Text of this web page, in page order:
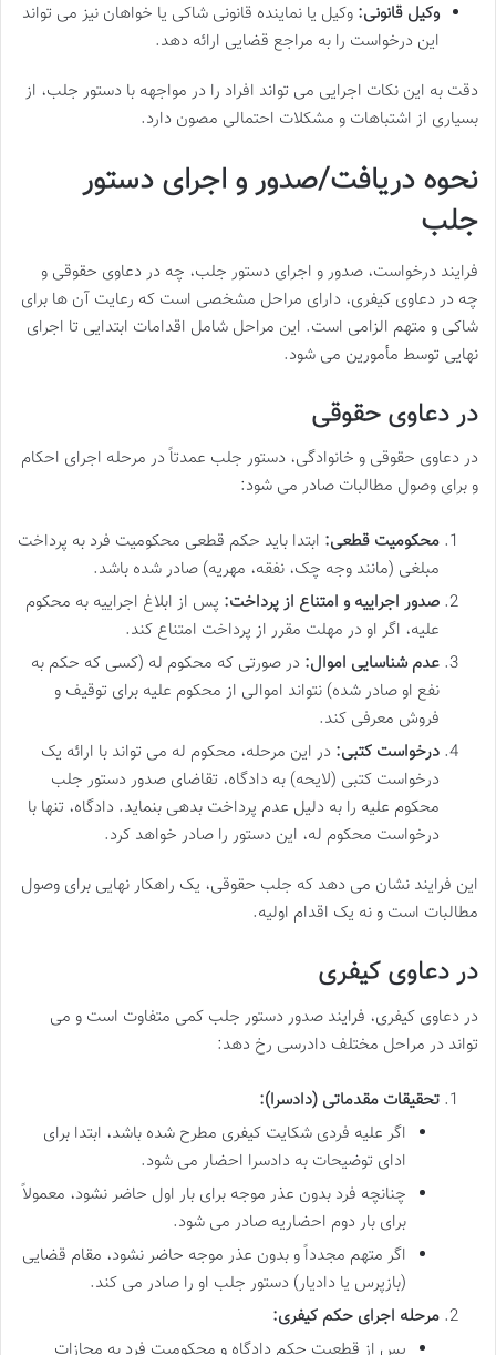
وکیل قانونی: وکیل یا نماینده قانونی شاکی یا خواهان نیز می تواند
این درخواست را به مراجع قضایی ارائه دهد.
دقت به این نکات اجرایی می تواند افراد را در مواجهه با دستور جلب، از
بسیاری از اشتباهات و مشکلات احتمالی مصون دارد.
نحوه دریافت/صدور و اجرای دستور
جلب
فرایند درخواست، صدور و اجرای دستور جلب، چه در دعاوی حقوقی و
چه در دعاوی کیفری، دارای مراحل مشخصی است که رعایت آن ها برای
شاکی و متهم الزامی است. این مراحل شامل اقدامات ابتدایی تا اجرای
نهایی توسط مأمورین می شود.
در دعاوی حقوقی
در دعاوی حقوقی و خانوادگی، دستور جلب عمدتاً در مرحله اجرای احکام
و برای وصول مطالبات صادر می شود:
محکومیت قطعی: ابتدا باید حکم قطعی محکومیت فرد به پرداخت
مبلغی (مانند وجه چک، نفقه، مهریه) صادر شده باشد.
صدور اجراییه و امتناع از پرداخت: پس از ابلاغ اجراییه به محکوم
علیه، اگر او در مهلت مقرر از پرداخت امتناع کند.
عدم شناسایی اموال: در صورتی که محکوم له (کسی که حکم به
نفع او صادر شده) نتواند اموالی از محکوم علیه برای توقیف و
فروش معرفی کند.
درخواست کتبی: در این مرحله، محکوم له می تواند با ارائه یک
درخواست کتبی (لایحه) به دادگاه، تقاضای صدور دستور جلب
محکوم علیه را به دلیل عدم پرداخت بدهی بنماید. دادگاه، تنها با
درخواست محکوم له، این دستور را صادر خواهد کرد.
این فرایند نشان می دهد که جلب حقوقی، یک راهکار نهایی برای وصول
مطالبات است و نه یک اقدام اولیه.
در دعاوی کیفری
در دعاوی کیفری، فرایند صدور دستور جلب کمی متفاوت است و می
تواند در مراحل مختلف دادرسی رخ دهد:
تحقیقات مقدماتی (دادسرا):
اگر علیه فردی شکایت کیفری مطرح شده باشد، ابتدا برای
ادای توضیحات به دادسرا احضار می شود.
چنانچه فرد بدون عذر موجه برای بار اول حاضر نشود، معمولاً
برای بار دوم احضاریه صادر می شود.
اگر متهم مجدداً و بدون عذر موجه حاضر نشود، مقام قضایی
(بازپرس یا دادیار) دستور جلب او را صادر می کند.
مرحله اجرای حکم کیفری:
پس از قطعیت حکم دادگاه و محکومیت فرد به مجازات